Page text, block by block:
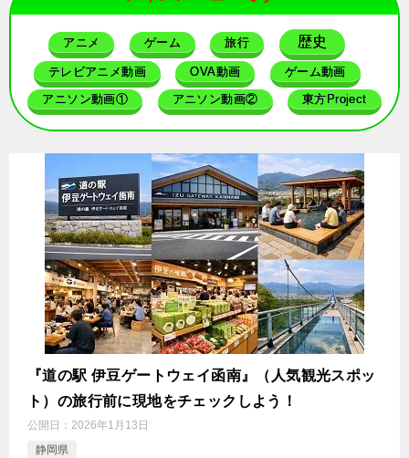
アニメ ゲーム 旅行 歴史
テレビアニメ動画 OVA動画 ゲーム動画
アニソン動画① アニソン動画② 東方Project
『道の駅 伊豆ゲートウェイ函南』（人気観光スポッ
ト）の旅行前に現地をチェックしよう！
公開日： 2026年1月13日
静岡県